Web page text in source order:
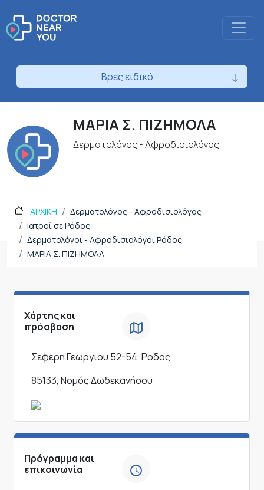
Βρες ειδικό
ΜΑΡΙΑ Σ. ΠΙΖΗΜΟΛΑ
Δερματολόγος - Αφροδισιολόγος
ΑΡΧΙΚΗ
Δερματολόγος - Αφροδισιολόγος
Ιατροί σε Ρόδος
Δερματολόγοι - Αφροδισιολόγοι Ρόδος
ΜΑΡΙΑ Σ. ΠΙΖΗΜΟΛΑ
Χάρτης και
πρόσβαση
Σεφερη Γεωργιου 52-54, Ροδος
85133, Νομός Δωδεκανήσου
Πρόγραμμα και
επικοινωνία